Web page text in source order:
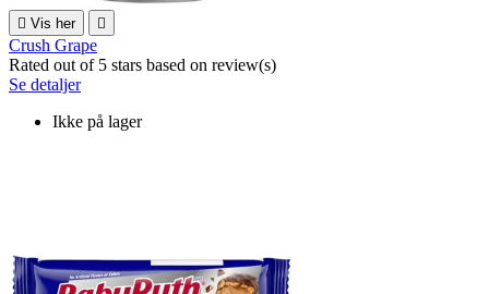
 Vis her 
Crush Grape
Rated out of 5 stars based on review(s)
Se detaljer
Ikke på lager